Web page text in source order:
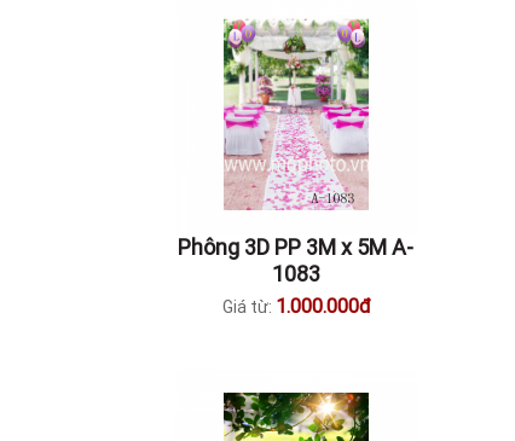
Phông 3D PP 3M x 5M A-
1083
Giá từ: 1.000.000đ